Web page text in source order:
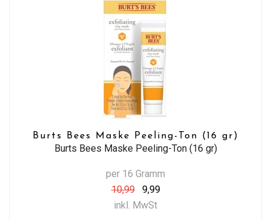
Burts Bees Maske Peeling-Ton (16 gr)
Burts Bees Maske Peeling-Ton (16 gr)
per 16 Gramm
10,99
9,99
inkl. MwSt